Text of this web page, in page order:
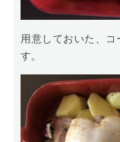
用意しておいた、
す。